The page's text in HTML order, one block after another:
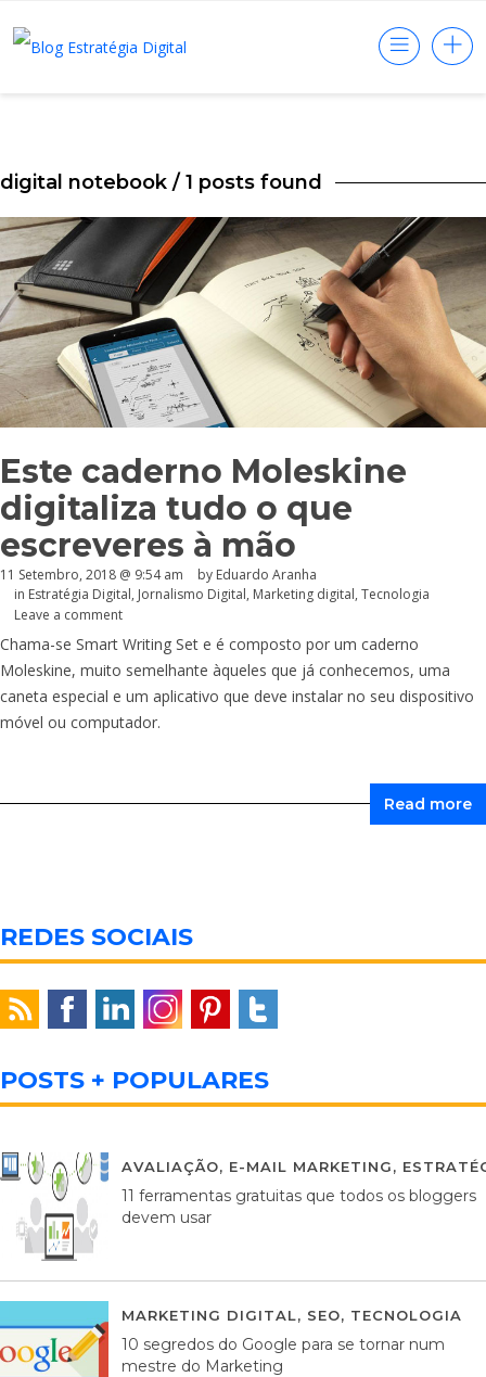
digital notebook / 1 posts found
Este caderno Moleskine
digitaliza tudo o que
escreveres à mão
11 Setembro, 2018 @ 9:54 am by Eduardo Aranha
in Estratégia Digital, Jornalismo Digital, Marketing digital, Tecnologia
Leave a comment
Chama-se Smart Writing Set e é composto por um caderno
Moleskine, muito semelhante àqueles que já conhecemos, uma
caneta especial e um aplicativo que deve instalar no seu dispositivo
móvel ou computador.
Read more
REDES SOCIAIS
POSTS + POPULARES
AVALIAÇÃO, E-MAIL MARKETING,
11 ferramentas gratuitas que todos os bloggers
devem usar
MARKETING DIGITAL, SEO, TECNOLOGIA
10 segredos do Google para se tornar num
mestre do Marketing